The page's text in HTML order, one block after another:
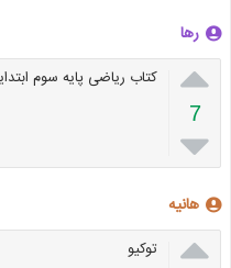
رها

7

کتاب ریاضی پایه سوم
هانیه
 توکیو